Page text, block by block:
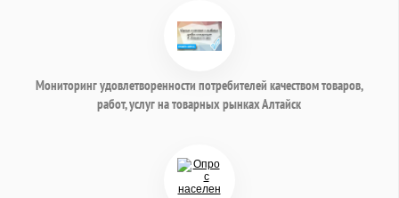
Мониторинг удовлетворенности потребителей качеством товаров,
работ, услуг на товарных рынках Алтайск